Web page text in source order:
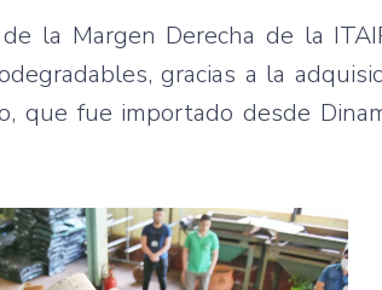
la Margen Derecha de la
gracias a la
que fue importado desde